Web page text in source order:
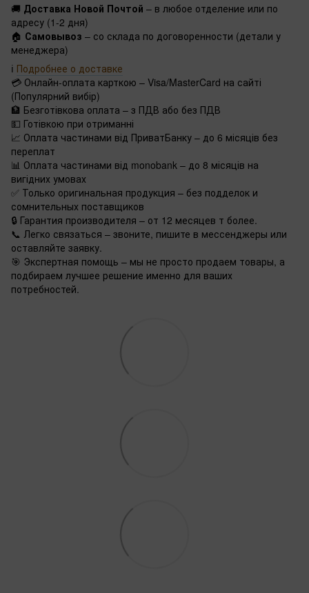
🚚 Доставка Новой Почтой – в любое отделение или по
адресу (1-2 дня)
🏠 Самовывоз – со склада по договоренности (детали у
менеджера)
ℹ️ Подробнее о доставке
💳 Онлайн-оплата карткою – Visa/MasterCard на сайті
(Популярний вибір)
🏦 Безготівкова оплата – з ПДВ або без ПДВ
💵 Готівкою при отриманні
📈 Оплата частинами від ПриватБанку – до 6 місяців без
переплат
📊 Оплата частинами від monobank – до 8 місяців на
вигідних умовах
✅ Только оригинальная продукция – без подделок и
сомнительных поставщиков
🔒 Гарантия производителя – от 12 месяцев т более.
📞 Легко связаться – звоните, пишите в мессенджеры или
оставляйте заявку.
🎯 Экспертная помощь – мы не просто продаем товары, а
подбираем лучшее решение именно для ваших
потребностей.